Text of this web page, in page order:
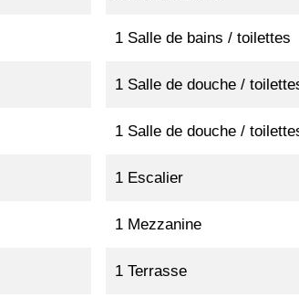
1 Salle de bains / toilettes
1 Salle de douche /
1 Salle de douche /
1 Escalier
1 Mezzanine
1 Terrasse